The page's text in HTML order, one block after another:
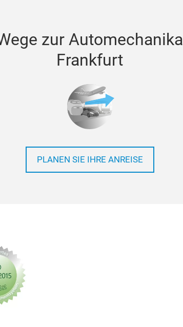
zur Automechanika
Frankfurt
PLANEN SIE IHRE ANREISE